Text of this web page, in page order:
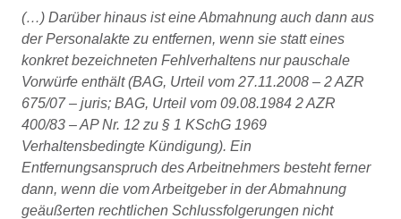
(…) Darüber hinaus ist eine Abmahnung auch dann aus
der Personalakte zu entfernen, wenn sie statt eines
konkret bezeichneten Fehlverhaltens nur pauschale
Vorwürfe enthält (BAG, Urteil vom 27.11.2008 – 2 AZR
675/07 – juris; BAG, Urteil vom 09.08.1984 2 AZR
400/83 – AP Nr. 12 zu § 1 KSchG 1969
Verhaltensbedingte Kündigung). Ein
Entfernungsanspruch des Arbeitnehmers besteht ferner
dann, wenn die vom Arbeitgeber in der Abmahnung
geäußerten rechtlichen Schlussfolgerungen nicht